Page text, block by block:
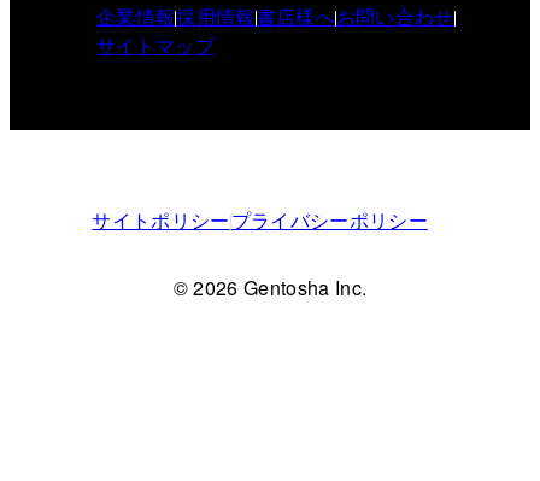
企業情報採用情報書店様へお問い合わせ
サイトマップ
サイトポリシープライバシーポリシー
© 2026 Gentosha Inc.